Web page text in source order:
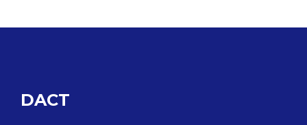
DACT